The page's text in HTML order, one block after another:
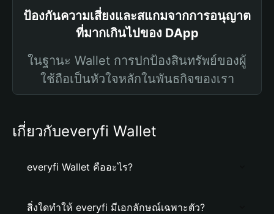
ป้องกันความเสี่ยงและสแกมจากการอนุญาต
ที่มากเกินไปของ DApp
ในฐานะ Wallet การปกป้องสินทรัพย์ของผู้
ใช้ถือเป็นหัวใจหลักในพันธกิจของเรา
เกี่ยวกับeveryfi Wallet
everyfi Wallet คืออะไร?
สิ่งใดทำให้ everyfi มีเอกลักษณ์เฉพาะตัว?